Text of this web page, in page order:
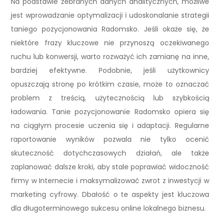
jest wprowadzanie optymalizacji i udoskonalanie strategii
taniego pozycjonowania Radomsko. Jeśli okaże się, że
niektóre frazy kluczowe nie przynoszą oczekiwanego
ruchu lub konwersji, warto rozważyć ich zamianę na inne,
bardziej efektywne. Podobnie, jeśli użytkownicy
opuszczają stronę po krótkim czasie, może to oznaczać
problem z treścią, użytecznością lub szybkością
ładowania. Tanie pozycjonowanie Radomsko opiera się
na ciągłym procesie uczenia się i adaptacji. Regularne
raportowanie wyników pozwala nie tylko ocenić
skuteczność dotychczasowych działań, ale także
zaplanować dalsze kroki, aby stale poprawiać widoczność
firmy w Internecie i maksymalizować zwrot z inwestycji w
marketing cyfrowy. Dbałość o te aspekty jest kluczowa
dla długoterminowego sukcesu online lokalnego biznesu.